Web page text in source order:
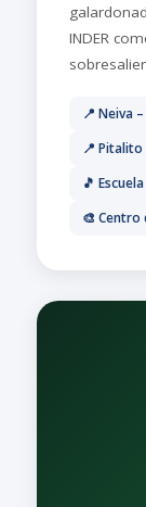
INDER
📍 Neiva
📍 Pitalito
🎵
🎨